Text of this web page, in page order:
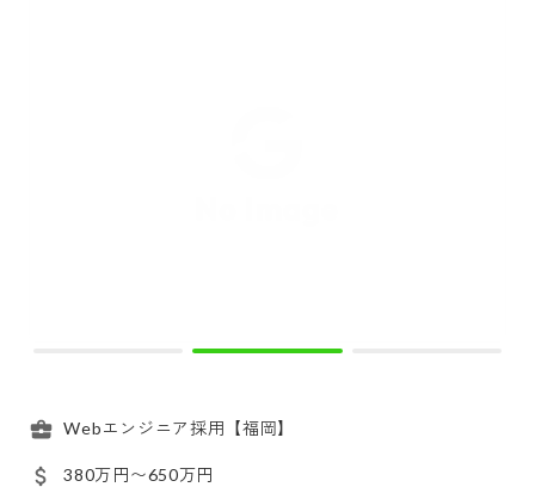
Webエンジニア採用【福岡】
380万円〜650万円